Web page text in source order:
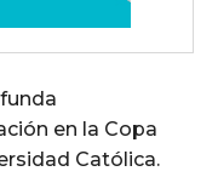
en la Copa
Católica.